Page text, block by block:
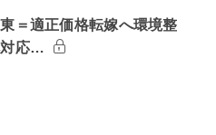
＝適正価格転嫁へ環境整
応…